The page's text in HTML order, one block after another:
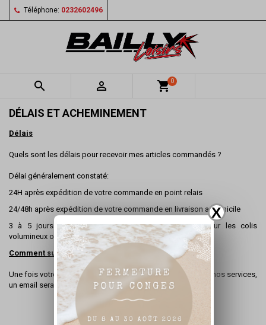
X
Téléphone: 0232602496
  shopping_cart0
DÉLAIS ET ACHEMINEMENT
Délais
Quels sont les délais pour recevoir mes articles commandés ?
Délai généralement constaté:
24H après expédition de votre commande en point relais
24/48h après expédition de votre commande en livraison a domicile
3 à 5 jours après expédition de votre commande pour les colis
volumineux ou lourds
Comment suivre votre commande ?
Une fois votre commande passée , validée et expédiée par nos services,
un email sera envoyée pour confirmer l'expédition